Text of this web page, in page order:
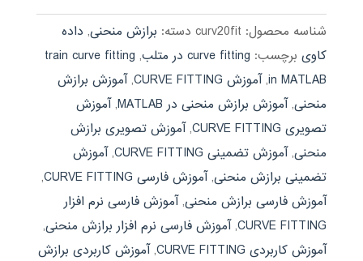
بود.
شناسه محصول: curv20fit دسته: برازش منحنی, داده
کاوی برچسب: curve fitting در متلب ,
train curve fitting
in MATLAB
,آموزش CURVE FITTING ,آموزش برازش
منحنی,آموزش برازش منحنی در MATLAB ,آموزش
تصویری CURVE FITTING
,آموزش تصویری برازش
منحنی,آموزش تضمینی CURVE FITTING ,آموزش
تضمینی برازش منحنی,آموزش فارسی CURVE FITTING
,
آموزش فارسی برازش منحنی,آموزش فارسی نرم افزار
CURVE FITTING
,آموزش فارسی نرم افزار برازش منحنی,
آموزش کاربردی CURVE FITTING
,آموزش کاربردی برازش